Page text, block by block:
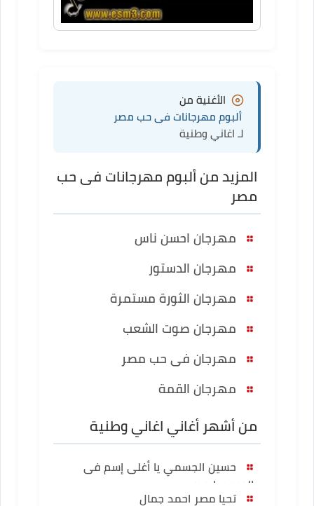
الأغنية من
ألبوم مهرجانات فى حب مصر
لـ اغاني وطنية
المزيد من ألبوم مهرجانات فى حب
مصر
مهرجان احسن ناس
مهرجان الدستور
مهرجان الثورة مستمرة
مهرجان صوت الشعب
مهرجان فى حب مصر
مهرجان القمة
من أشهر أغاني اغاني وطنية
حسين الجسمي يا أغلى إسم فى
الوجود يا مصر
تحيا مصر احمد جمال